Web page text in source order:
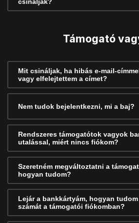
Támogató
Mit csináljak, ha hibás e-mail-
vagy elfelejtettem a címet?
Nem tudok bejelentkezni, mi a baj?
Rendszeres támogatótok vagyok
utalással, miért nincs fiókom?
Szeretném megváltoztatni a
hogyan tudom?
Lejár a bankkártyám, hogyan
számát a támogatói fiókomban?